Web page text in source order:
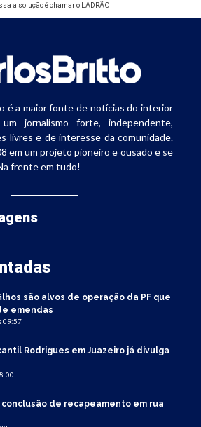
a solução é chamar o LADRÃO
é a maior fonte de notícias do interior
jornalismo forte, independente,
livres e de interesse da comunidade.
em um projeto pioneiro e ousado e se
frente em tudo!
são alvos de operação da PF que
emendas
09:57
Rodrigues em Juazeiro já divulga
conclusão de recapeamento em rua